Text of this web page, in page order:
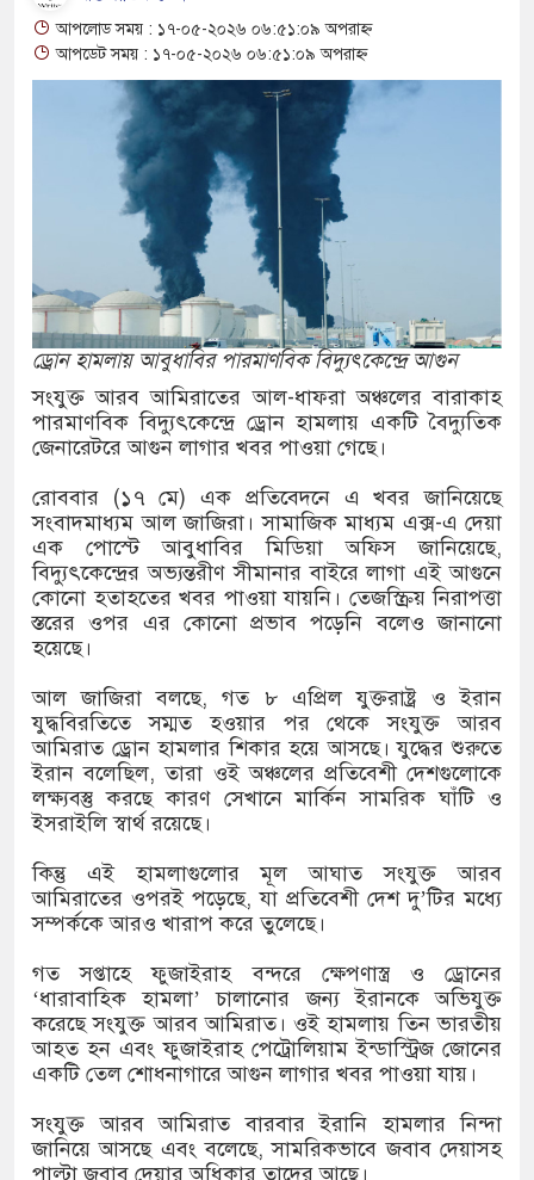
টেকসই প্রযুক্তিনির্ভর উন্নয়ন: ফকির মাহবুব আনাম
হত্যা মামলার তিন আসামি গ্রেপ্তার
পাটের দরপতন চাষিরা হতাশ
নিয়ে অস্থিতিশীলতা তৈরিতে একটি চক্র সক্রিয়:
ভাগাভাগি নিয়ে দ্বন্দ্ব, ছুরিকাঘাতে যুবলীগ নেতা
অভিযানের সময় পাঁচতলা ভবন থেকে পড়ে ছাত্রদল
কমিটি গঠন
৪ শিশুর মৃত্যু, নতুন আক্রান্ত ৭৭৬
পুলিশিং সভা
কেজি গাঁজাসহ মাদক কারবারি আটক, পিকআপ জব্দ
আপলোড সময় : ১৭-০৫-২০২৬ ০৬:৫১:০৯ অপরাহ্ন
আপডেট সময় : ১৭-০৫-২০২৬ ০৬:৫১:০৯ অপরাহ্ন
ড্রোন হামলায় আবুধাবির পারমাণবিক বিদ্যুৎকেন্দ্রে আগুন
সংযুক্ত আরব আমিরাতের আল-ধাফরা অঞ্চলের বারাকাহ
পারমাণবিক বিদ্যুৎকেন্দ্রে ড্রোন হামলায় একটি বৈদ্যুতিক
জেনারেটরে আগুন লাগার খবর পাওয়া গেছে।
রোববার (১৭ মে) এক প্রতিবেদনে এ খবর জানিয়েছে
সংবাদমাধ্যম আল জাজিরা। সামাজিক মাধ্যম এক্স-এ দেয়া
এক পোস্টে আবুধাবির মিডিয়া অফিস জানিয়েছে,
বিদ্যুৎকেন্দ্রের অভ্যন্তরীণ সীমানার বাইরে লাগা এই আগুনে
কোনো হতাহতের খবর পাওয়া যায়নি। তেজস্ক্রিয় নিরাপত্তা
স্তরের ওপর এর কোনো প্রভাব পড়েনি বলেও জানানো
হয়েছে।
আল জাজিরা বলছে, গত ৮ এপ্রিল যুক্তরাষ্ট্র ও ইরান
যুদ্ধবিরতিতে সম্মত হওয়ার পর থেকে সংযুক্ত আরব
আমিরাত ড্রোন হামলার শিকার হয়ে আসছে। যুদ্ধের শুরুতে
ইরান বলেছিল, তারা ওই অঞ্চলের প্রতিবেশী দেশগুলোকে
লক্ষ্যবস্তু করছে কারণ সেখানে মার্কিন সামরিক ঘাঁটি ও
ইসরাইলি স্বার্থ রয়েছে।
কিন্তু এই হামলাগুলোর মূল আঘাত সংযুক্ত আরব
আমিরাতের ওপরই পড়েছে, যা প্রতিবেশী দেশ দু’টির মধ্যে
সম্পর্ককে আরও খারাপ করে তুলেছে।
গত সপ্তাহে ফুজাইরাহ বন্দরে ক্ষেপণাস্ত্র ও ড্রোনের
‘ধারাবাহিক হামলা’ চালানোর জন্য ইরানকে অভিযুক্ত
করেছে সংযুক্ত আরব আমিরাত। ওই হামলায় তিন ভারতীয়
আহত হন এবং ফুজাইরাহ পেট্রোলিয়াম ইন্ডাস্ট্রিজ জোনের
একটি তেল শোধনাগারে আগুন লাগার খবর পাওয়া যায়।
সংযুক্ত আরব আমিরাত বারবার ইরানি হামলার নিন্দা
জানিয়ে আসছে এবং বলেছে, সামরিকভাবে জবাব দেয়াসহ
পাল্টা জবাব দেয়ার অধিকার তাদের আছে।